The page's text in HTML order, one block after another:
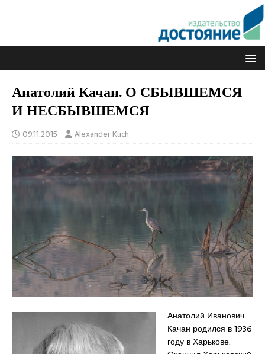
Анатолий Качан. О СБЫВШЕМСЯ
И НЕСБЫВШЕМСЯ
09.11.2015 Alexander Kuch
Анатолий Иванович
Качан родился в 1936
году в Харькове.